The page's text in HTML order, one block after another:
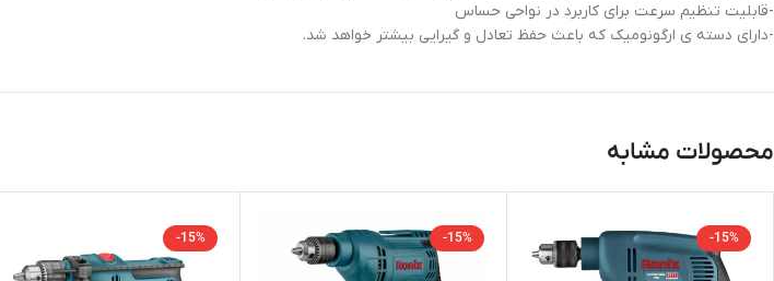
-قابلیت تنظیم سرعت برای کاربرد در نواحی حساس
-دارای دسته ی ارگونومیک که باعث حفظ تعادل و گیرایی بیشتر خواهد شد.
محصولات مشابه
-15%
-15%
-15%